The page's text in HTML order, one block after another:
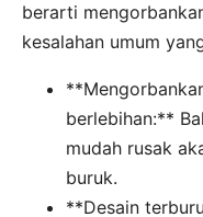
berarti
kesalahan umum
berlebihan:**
mudah rusak
buruk.
**Desain